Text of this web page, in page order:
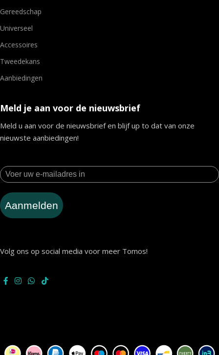
Gereedschap
Universeel
Accessoires
Tweedekans
Aanbiedingen
Meld je aan voor de nieuwsbrief
Meld u aan voor de nieuwsbrief en blijf up to dat van onze
nieuwste aanbiedingen!
Aanmelden
Volg ons op social media voor meer Tomos!